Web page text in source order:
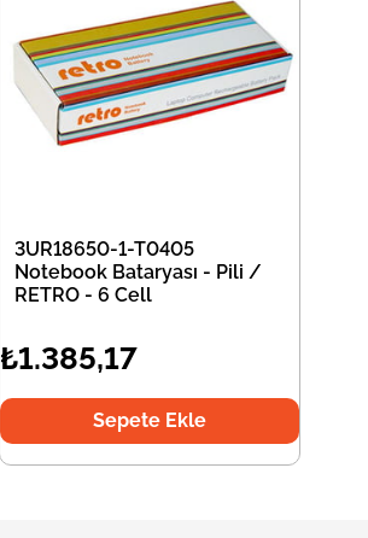
3UR18650-1-T0405
Notebook Bataryası - Pili /
RETRO - 6 Cell
₺1.385,17
Sepete Ekle